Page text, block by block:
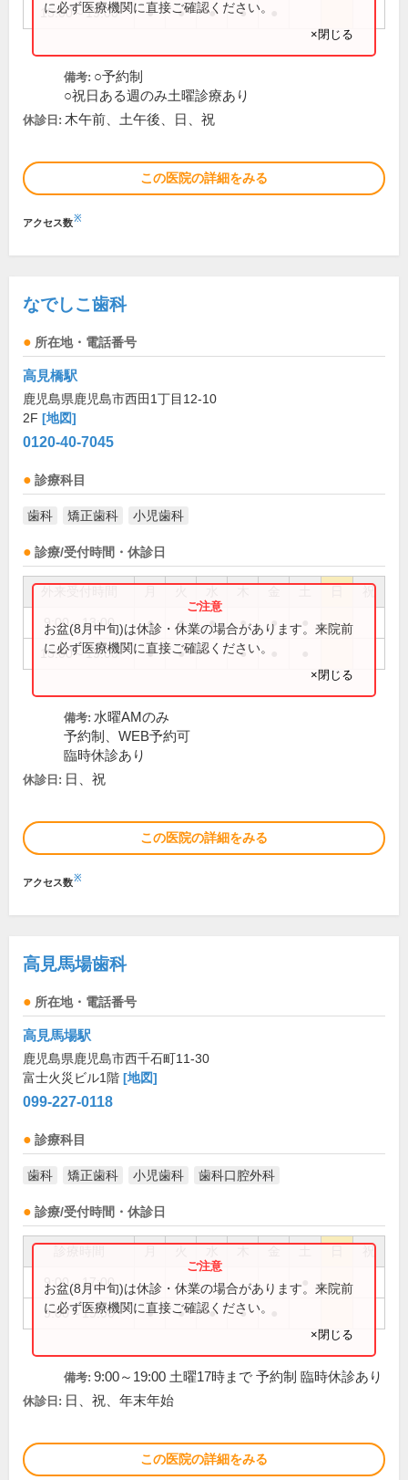
15:00～19:00 ● ● ● ●
に必ず医療機関に直接ご確認ください。
×閉じる
備考: ○予約制
○祝日ある週のみ土曜診療あり
休診日: 木午前、土午後、日、祝
この医院の詳細をみる
アクセス数※
なでしこ歯科
所在地・電話番号
高見橋駅
鹿児島県鹿児島市西田1丁目12-10
2F [地図]
0120-40-7045
診療科目
歯科 矯正歯科 小児歯科
診療/受付時間・休診日
祝
9:00～13:00 ● ● ● ● ●
15:00～19:00 ● ● ●
お盆(8月中旬)は休診・休業の場合があります。来院前
に必ず医療機関に直接ご確認ください。
×閉じる
備考: 水曜AMのみ
予約制、WEB予約可
臨時休診あり
休診日: 日、祝
この医院の詳細をみる
アクセス数※
高見馬場歯科
所在地・電話番号
高見馬場駅
鹿児島県鹿児島市西千石町11-30
富士火災ビル1階 [地図]
099-227-0118
診療科目
歯科 矯正歯科 小児歯科 歯科口腔外科
診療/受付時間・休診日
祝
9:00～17:00
9:00～19:00 ● ● ● ●
お盆(8月中旬)は休診・休業の場合があります。来院前
に必ず医療機関に直接ご確認ください。
×閉じる
備考: 9:00～19:00 土曜17時まで 予約制 臨時休診あり
休診日: 日、祝、年末年始
この医院の詳細をみる